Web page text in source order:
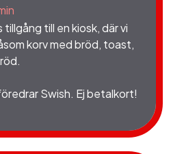
till en kiosk, där vi
korv med bröd, toast,
Swish. Ej betalkort!